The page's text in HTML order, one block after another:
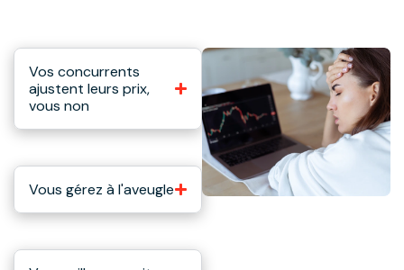
Vos concurrents
ajustent leurs prix,
vous non
Vous gérez à l'aveugle